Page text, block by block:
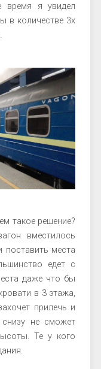
время я увидел
в количестве 3х
такое решение?
вместилось
места
едет с
даже что бы
в 3 этажа,
прилечь и
снизу не сможет
Те у кого